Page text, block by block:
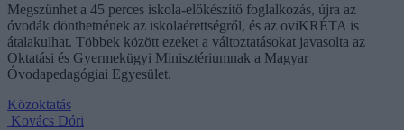
Megszűnhet a 45 perces iskola-előkészítő foglalkozás, újra az
óvodák dönthetnének az iskolaérettségről, és az oviKRÉTA is
átalakulhat. Többek között ezeket a változtatásokat javasolta az
Oktatási és Gyermekügyi Minisztériumnak a Magyar
Óvodapedagógiai Egyesület.
Közoktatás
Kovács Dóri